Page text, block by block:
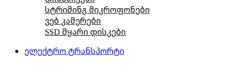
სტრიმინგ მიკროფონები
ვებ კამერები
SSD მყარი დისკები
ელექტრო ტრანსპორტი